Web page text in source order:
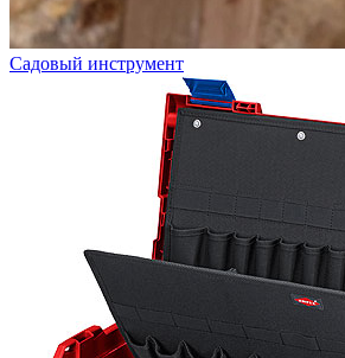
Садовый инструмент